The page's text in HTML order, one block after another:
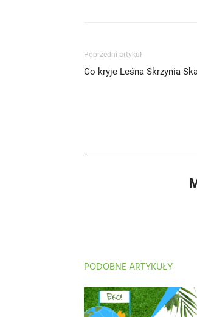
Poprzedni artykuł
Co kryje Leśna Skrzynia
PODOBNE ARTYKUŁY